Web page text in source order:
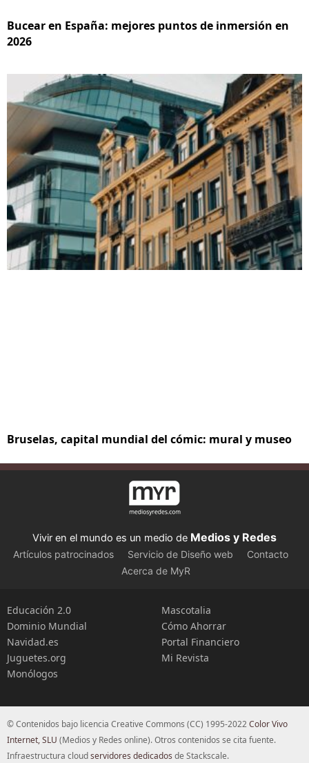
Bucear en España: mejores puntos de inmersión en
2026
Bruselas, capital mundial del cómic: mural y museo
Vivir en el mundo es un medio de Medios y Redes
Artículos patrocinados Servicio de Diseño web
Contacto
Acerca de MyR
Educación 2.0
Dominio Mundial
Navidad.es
Juguetes.org
Monólogos
Mascotalia
Cómo Ahorrar
Portal Financiero
Mi Revista
© Contenidos bajo licencia Creative Commons (CC) 1995-2022Color Vivo
Internet, SLU (Medios y Redes online). Otros contenidos se cita fuente.
Infraestructura cloudservidores dedicados de Stackscale.